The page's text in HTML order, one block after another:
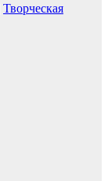
Творческая